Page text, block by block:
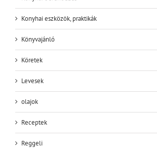
Konyhai eszközök, praktikák
Könyvajánló
Köretek
Levesek
olajok
Receptek
Reggeli